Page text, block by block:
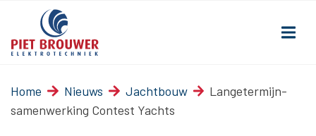
Home Nieuws Jachtbouw
Langetermijn-
samenwerking Contest Yachts